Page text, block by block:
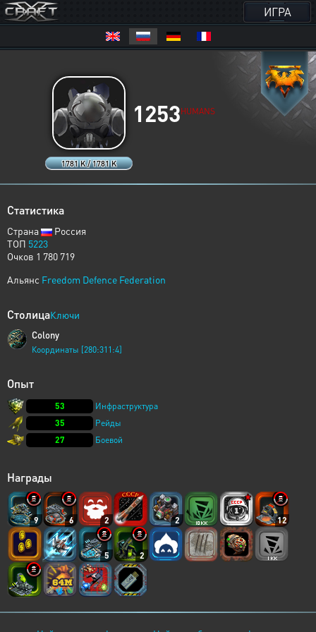
ИГРА
1781 K / 1781 K
1253HUMANS
Статистика
Страна
Россия
ТОП 5223
Очков 1 780 719
Альянс Freedom Defence Federation
СтолицаКлючи
Colony
Координаты [280:311:4]
Опыт
53
Инфраструктура
35
Рейды
27
Боевой
Награды
9 6 2 2 12
5 2